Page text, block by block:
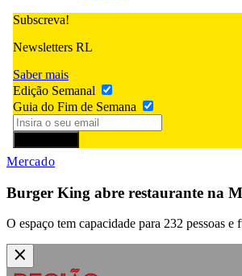
Subscreva!
Newsletters RL
Saber mais
Edição Semanal
Guia do Fim de Semana
Mercado
Burger King abre restaurante na
O espaço tem capacidade para 232 pessoas